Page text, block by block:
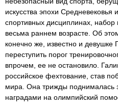
искусства эпохи Средневековья
спортивных дисциплинах, набор
весьма раннем возрасте. Об
конечно же, известно и девушке
переступить порог
впрочем, ее не остановило.
российское фехтование, став
мира. Она трижды поднималась
наградами на олимпийский